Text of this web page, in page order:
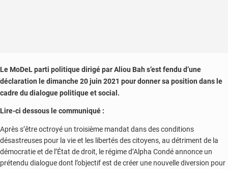
Le MoDeL parti politique dirigé par Aliou Bah s’est fendu d’une
déclaration le dimanche 20 juin 2021 pour donner sa position dans le
cadre du dialogue politique et social.
Lire-ci dessous le communiqué :
Après s’être octroyé un troisième mandat dans des conditions
désastreuses pour la vie et les libertés des citoyens, au détriment de la
démocratie et de l’État de droit, le régime d’Alpha Condé annonce un
prétendu dialogue dont l’objectif est de créer une nouvelle diversion pour